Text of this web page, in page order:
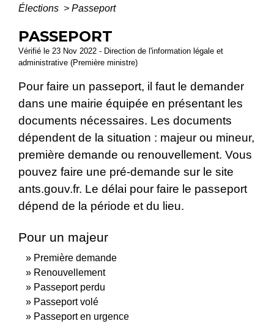
Élections > Passeport
PASSEPORT
Vérifié le 23 Nov 2022 - Direction de l'information légale et
administrative (Première ministre)
Pour faire un passeport, il faut le demander
dans une mairie équipée en présentant les
documents nécessaires. Les documents
dépendent de la situation : majeur ou mineur,
première demande ou renouvellement. Vous
pouvez faire une pré-demande sur le site
ants.gouv.fr. Le délai pour faire le passeport
dépend de la période et du lieu.
Pour un majeur
Première demande
Renouvellement
Passeport perdu
Passeport volé
Passeport en urgence